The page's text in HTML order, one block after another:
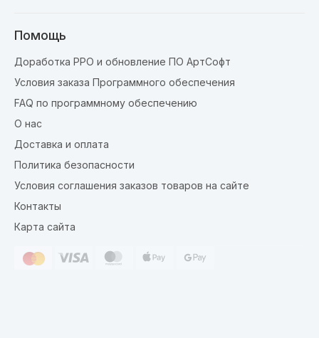
Помощь
Доработка РРО и обновление ПО АртСофт
Условия заказа Программного обеспечения
FAQ по программному обеспечению
О нас
Доставка и оплата
Политика безопасности
Условия соглашения заказов товаров на сайте
Контакты
Карта сайта